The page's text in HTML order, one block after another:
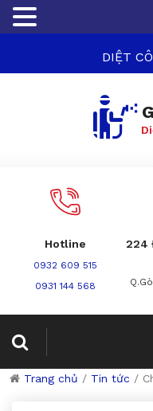
DIỆT
Hotline
0932 609 515
0931 144 568
224
Trang chủ / Tin tức /